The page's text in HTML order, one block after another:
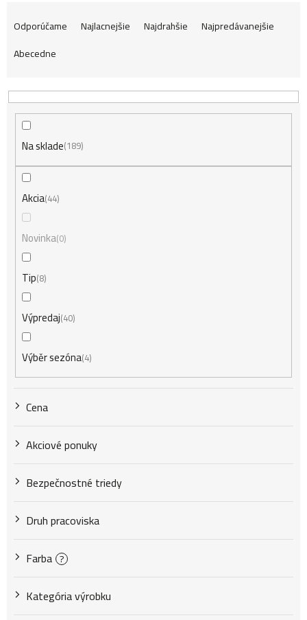
R
a
d
e
o
d
u
k
Odporúčame Najlacnejšie Najdrahšie
Najpredávanejšie
Abecedne
Na sklade 189
Akcia 44
Novinka 0
Tip 8
Výpredaj 40
Výběr sezóna 4
Cena
Akciové ponuky
Bezpečnostné triedy
Druh pracoviska
Farba ?
Kategória výrobku